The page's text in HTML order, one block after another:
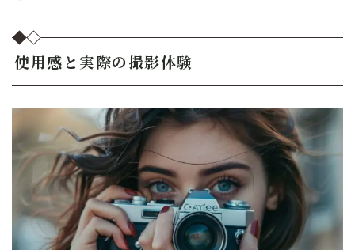
使用感と実際の撮影体験